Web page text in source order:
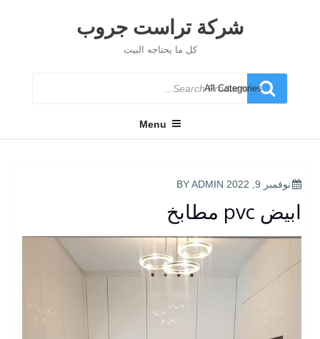
شركة تراست جروب
كل ما يحتاجه البيت
Search
for
Menu
POSTED
نوفمبر 9, 2022 ADMIN
ابيض pvc مطابخ